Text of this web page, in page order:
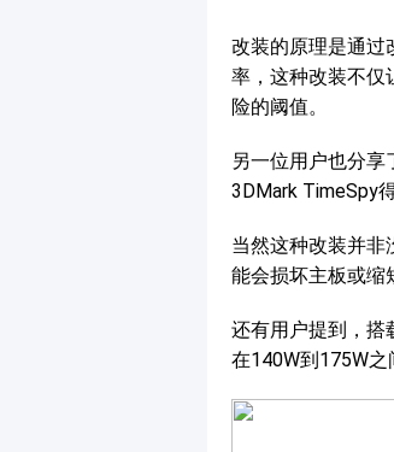
改装的原理是通过
率，这种改装不仅
险的阈值。
另一位用户也分享
3DMark TimeSpy
当然这种改装并非
能会损坏主板或缩
还有用户提到，搭
在140W到175W